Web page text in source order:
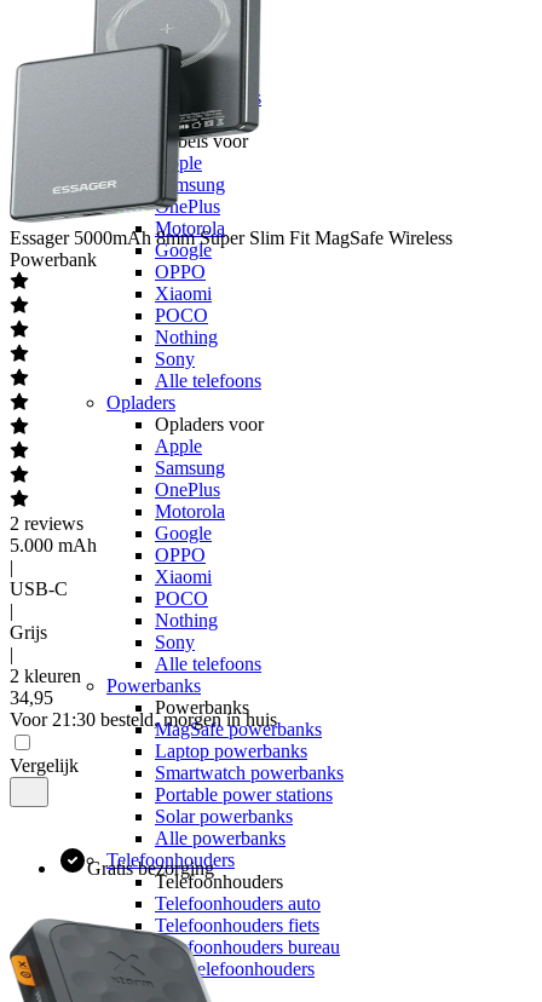
POCO
Nothing
Alle telefoons
Kabels voor
Apple
Samsung
OnePlus
Motorola
Google
OPPO
Xiaomi
POCO
Nothing
Sony
Alle telefoons
Opladers
Opladers voor
Apple
Samsung
OnePlus
Motorola
Google
OPPO
Xiaomi
POCO
Nothing
Sony
Alle telefoons
Powerbanks
Powerbanks
MagSafe powerbanks
Laptop powerbanks
Smartwatch powerbanks
Portable power stations
Solar powerbanks
Alle powerbanks
Telefoonhouders
Telefoonhouders
Telefoonhouders auto
Telefoonhouders fiets
Telefoonhouders bureau
Alle telefoonhouders
Geheugen
Essager 5000mAh 8mm Super Slim Fit MagSafe Wireless
Powerbank
2 reviews
5.000 mAh
|
USB-C
|
Grijs
|
2 kleuren
34,95
Voor 21:30 besteld, morgen in huis
Vergelijk
Gratis bezorging